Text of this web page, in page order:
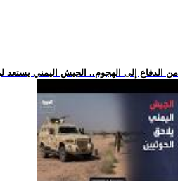
.. من الدفاع إلى الهجوم.. الجيش اليمني